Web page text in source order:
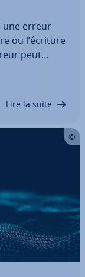
une erreur
ou l’écriture
peut
spé­ci­fique.
Lire la suite